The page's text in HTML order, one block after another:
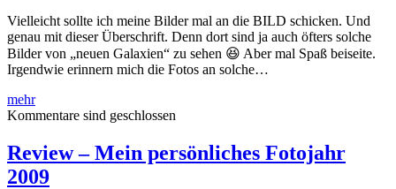
Vielleicht sollte ich meine Bilder mal an die BILD schicken. Und
genau mit dieser Überschrift. Denn dort sind ja auch öfters solche
Bilder von „neuen Galaxien“ zu sehen 😆 Aber mal Spaß beiseite.
Irgendwie erinnern mich die Fotos an solche…
mehrEnstehung
einer
Galaxie?
Kommentare sind geschlossen
Review – Mein persönliches Fotojahr
2009